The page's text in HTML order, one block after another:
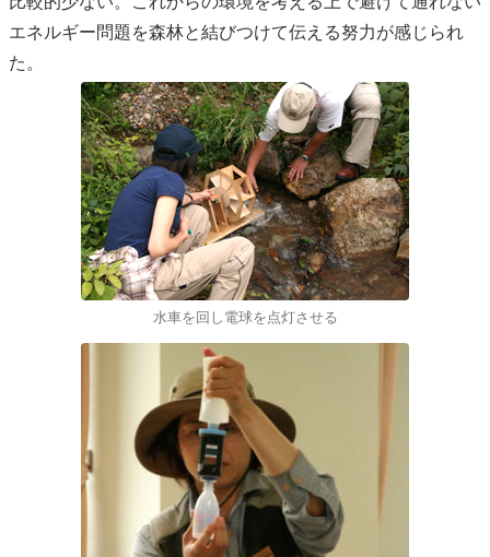
エネルギー問題を森林と結びつけて伝える努力が感じられ
た。
水車を回し電球を点灯させる